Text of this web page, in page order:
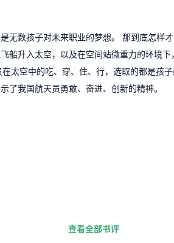
无数孩子对未来职业的梦想。 那到底怎样
船升入太空，以及在空间站微重力的环境
太空中的吃、穿、住、行，选取的都是孩
了我国航天员勇敢、奋进、创新的精神。
查看全部书评